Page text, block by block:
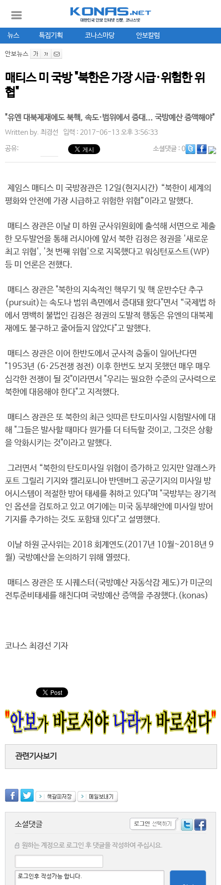
뉴스 특집기획 코나스마당 안보칼럼
안보뉴스
매티스 미 국방 "북한은 가장 시급·위험한 위
협"
"유엔 대북제재에도 북핵, 속도·범위에서 증대... 국방예산 증액해야"
Written by. 최경선 입력 : 2017-06-13 오후 3:56:33
공유: 소셜댓글: 0
제임스 매티스 미 국방장관은 12일(현지시간) “북한이 세계의
평화와 안전에 가장 시급하고 위험한 위협”이라고 말했다.
매티스 장관은 이날 미 하원 군사위원회에 출석해 서면으로 제출
한 모두발언을 통해 러시아에 앞서 북한 김정은 정권을 '새로운
최고 위협', '첫 번째 위협'으로 지목했다고 워싱턴포스트(WP)
등 미 언론은 전했다.
매티스 장관은 "북한의 지속적인 핵무기 및 핵 운반수단 추구
(pursuit)는 속도나 범위 측면에서 증대돼 왔다"면서 “국제법 하
에서 명백히 불법인 김정은 정권의 도발적 행동은 유엔의 대북제
재에도 불구하고 줄어들지 않았다"고 말했다.
매티스 장관은 이어 한반도에서 군사적 충돌이 일어난다면
"1953년 (6·25전쟁 정전) 이후 한번도 보지 못했던 매우 매우
심각한 전쟁이 될 것"이라면서 "우리는 필요한 수준의 군사력으로
북한에 대응해야 한다"고 지적했다.
매티스 장관은 또 북한의 최근 잇따른 탄도미사일 시험발사에 대
해 "그들은 발사할 때마다 뭔가를 더 터득할 것이고, 그것은 상황
을 악화시키는 것"이라고 말했다.
그러면서 “북한의 탄도미사일 위협이 증가하고 있지만 알래스카
포트 그릴리 기지와 캘리포니아 반덴버그 공군기지의 미사일 방
어시스템이 적절한 방어 태세를 취하고 있다"며 "국방부는 장기적
인 옵션을 검토하고 있고 여기에는 미국 동부해안에 미사일 방어
기지를 추가하는 것도 포함돼 있다"고 설명했다.
이날 하원 군사위는 2018 회계연도(2017년 10월~2018년 9
월) 국방예산을 논의하기 위해 열렸다.
매티스 장관은 또 시퀘스터(국방예산 자동삭감 제도)가 미군의
전투준비태세를 해친다며 국방예산 증액을 주장했다.(konas)
코나스 최경선 기자
관련기사보기
소셜댓글
원하는 계정으로 로그인 후 댓글을 작성하여 주십시요.